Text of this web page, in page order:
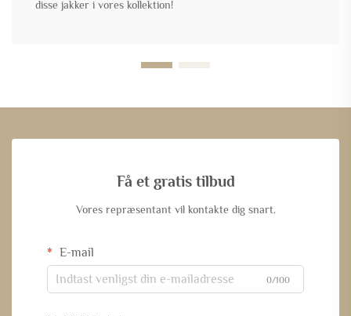
disse jakker i vores kollektion!
Få et gratis tilbud
Vores repræsentant vil kontakte dig snart.
E-mail
0/100